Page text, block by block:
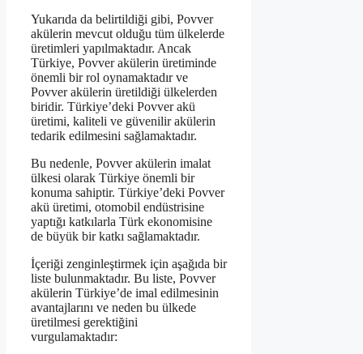
Yukarıda da belirtildiği gibi, Povver
akülerin mevcut olduğu tüm ülkelerde
üretimleri yapılmaktadır. Ancak
Türkiye, Povver akülerin üretiminde
önemli bir rol oynamaktadır ve
Povver akülerin üretildiği ülkelerden
biridir. Türkiye’deki Povver akü
üretimi, kaliteli ve güvenilir akülerin
tedarik edilmesini sağlamaktadır.
Bu nedenle, Povver akülerin imalat
ülkesi olarak Türkiye önemli bir
konuma sahiptir. Türkiye’deki Povver
akü üretimi, otomobil endüstrisine
yaptığı katkılarla Türk ekonomisine
de büyük bir katkı sağlamaktadır.
İçeriği zenginleştirmek için aşağıda bir
liste bulunmaktadır. Bu liste, Povver
akülerin Türkiye’de imal edilmesinin
avantajlarını ve neden bu ülkede
üretilmesi gerektiğini
vurgulamaktadır: